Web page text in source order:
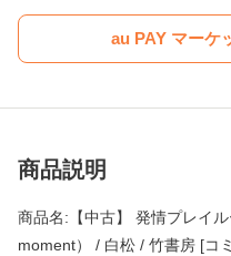
au PAY マーケ
商品説明
商品名:【中古】 発情プレイ
moment） / 白松 / 竹書房 [コ